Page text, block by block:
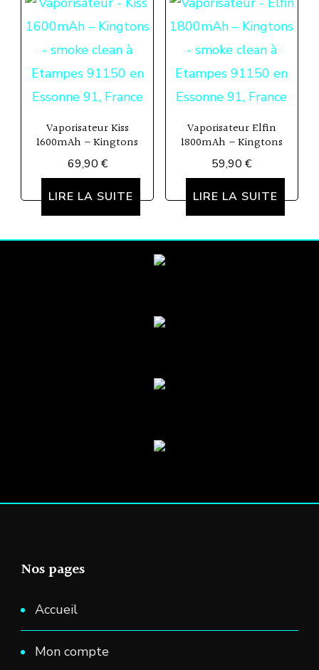
Vaporisateur Kiss
1600mAh – Kingtons
69,90 €
LIRE LA SUITE
Vaporisateur Elfin
1800mAh – Kingtons
59,90€
LIRE LA SUITE
Nos pages
Accueil
Mon compte